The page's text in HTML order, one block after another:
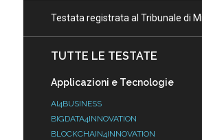
Testata registrata al Tribunale di
TUTTE LE TESTATE
Applicazioni e Tecnologie
AI4BUSINESS
BIGDATA4INNOVATION
BLOCKCHAIN4INNOVATION